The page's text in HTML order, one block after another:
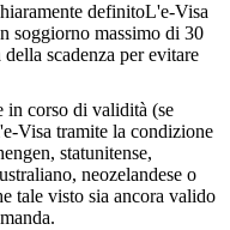
definitoL'e-Visa
soggiorno massimo di 30
scadenza per evitare
in corso di validità (se
Visa tramite la condizione
statunitense,
neozelandese o
tale visto sia ancora valido